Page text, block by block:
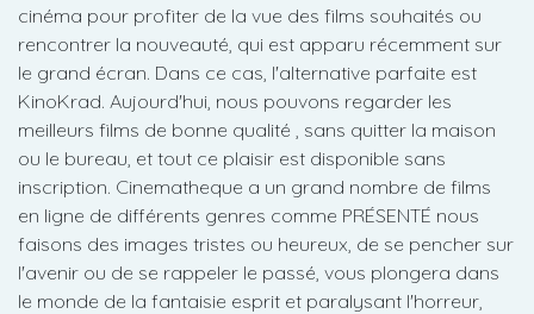
cinéma pour profiter de la vue des films souhaités ou
rencontrer la nouveauté, qui est apparu récemment sur
le grand écran. Dans ce cas, l'alternative parfaite est
KinoKrad. Aujourd'hui, nous pouvons regarder les
meilleurs films de bonne qualité , sans quitter la maison
ou le bureau, et tout ce plaisir est disponible sans
inscription. Cinematheque a un grand nombre de films
en ligne de différents genres comme PRÉSENTÉ nous
faisons des images tristes ou heureux, de se pencher sur
l'avenir ou de se rappeler le passé, vous plongera dans
le monde de la fantaisie esprit et paralysant l'horreur,